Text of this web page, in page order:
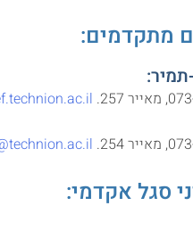
מתקדמים:
מאייר 257.
מאייר 254.
סגל אקדמי: